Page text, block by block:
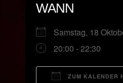
WANN
Samstag, 18
20:00 - 22:30
ZUM KALENDER